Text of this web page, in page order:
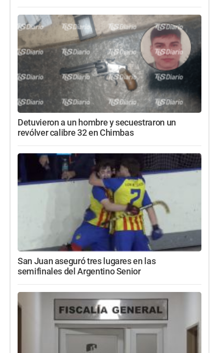
Detuvieron a un hombre y secuestraron un
revólver calibre 32 en Chimbas
San Juan aseguró tres lugares en las
semifinales del Argentino Senior